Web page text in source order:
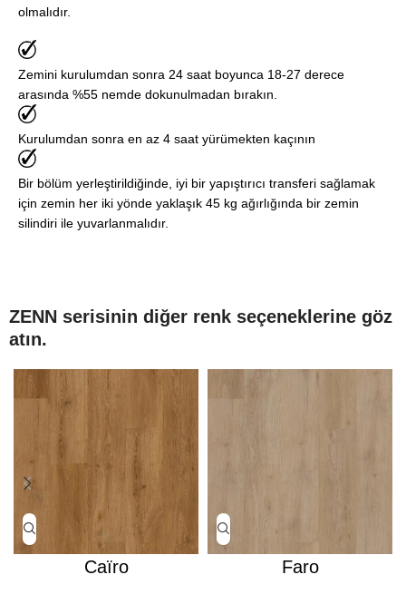
olmalıdır.
Zemini kurulumdan sonra 24 saat boyunca 18-27 derece
arasında %55 nemde dokunulmadan bırakın.
Kurulumdan sonra en az 4 saat yürümekten kaçının
Bir bölüm yerleştirildiğinde, iyi bir yapıştırıcı transferi sağlamak
için zemin her iki yönde yaklaşık 45 kg ağırlığında bir zemin
silindiri ile yuvarlanmalıdır.
ZENN serisinin diğer renk seçeneklerine göz
atın.
Caïro Faro